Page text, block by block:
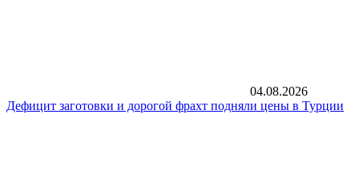
04.08.2026
Дефицит заготовки и дорогой фрахт подняли цены в Турции